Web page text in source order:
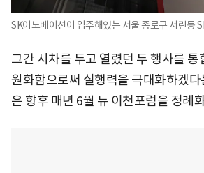
SK이노베이션이 입주해있는 서울 종로구 서린동
그간 시차를 두고 열렸던 두 행사를 통
원화함으로써 실행력을 극대화하겠다
은 향후 매년 6월 뉴 이천포럼을 정례